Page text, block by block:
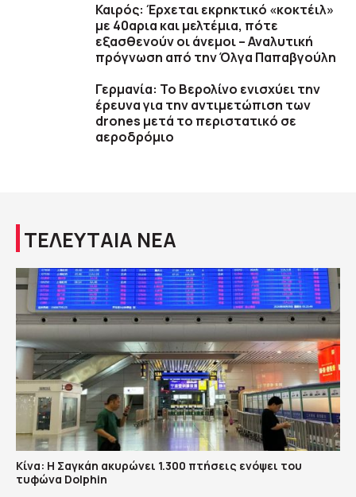
Καιρός: Έρχεται εκρηκτικό «κοκτέιλ»
με 40αρια και μελτέμια, πότε
εξασθενούν οι άνεμοι – Αναλυτική
πρόγνωση από την Όλγα Παπαβγούλη
Γερμανία: Το Βερολίνο ενισχύει την
έρευνα για την αντιμετώπιση των
drones μετά το περιστατικό σε
αεροδρόμιο
ΤΕΛΕΥΤΑΙΑ ΝΕΑ
Κίνα: Η Σαγκάη ακυρώνει 1.300 πτήσεις ενόψει του
τυφώνα Dolphin